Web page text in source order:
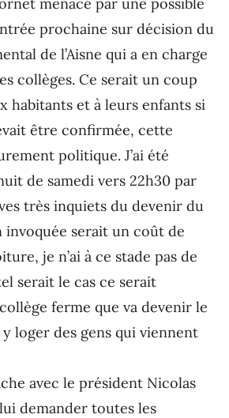
prochaine sur décision du
de l’Aisne qui a en charge
collèges. Ce serait un coup
habitants et à leurs enfants si
être confirmée, cette
politique. J’ai été
de samedi vers 22h30 par
très inquiets du devenir du
invoquée serait un coût de
je n’ai à ce stade pas de
serait le cas ce serait
ferme que va devenir le
loger des gens qui viennent
avec le président Nicolas
demander toutes les